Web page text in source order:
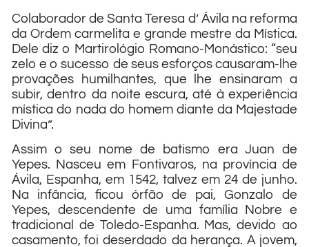
Colaborador de Santa Teresa d’ Ávila na reforma
da Ordem carmelita e grande mestre da Mís­tica.
Dele diz o Martirológio Ro­mano-Monástico: “seu
zelo e o sucesso de seus esforços causa­ram-lhe
provações humilhantes, que lhe ensinaram a
subir, dentro da noite escura, até à experiência
mística do nada do homem diante da Majestade
Divina”.
Assim o seu nome de batismo era Juan de
Yepes. Nasceu em Fontivaros, na província de
Ávila, Espanha, em 1542, talvez em 24 de junho.
Na infância, ficou órfão de pai, Gonzalo de
Yepes, descendente de uma família Nobre e
tradicional de Toledo-Espanha. Mas, devido ao
casamento, foi deserdado da herança. A jovem,